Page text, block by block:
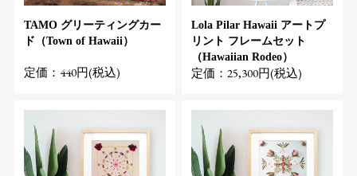
TAMO グリーティングカー
ド（Town of Hawaii）
定価：440円(税込)
Lola Pilar Hawaii アートプ
リント フレームセット
（Hawaiian Rodeo）
定価：25,300円(税込)